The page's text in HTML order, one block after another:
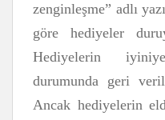
zenginleşme” adlı
göre hediyeler
Hediyelerin
durumunda geri
Ancak hediyelerin